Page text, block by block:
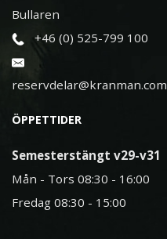
Bullaren
+46 (0) 525-799 100
reservdelar@kranman.com
ÖPPETTIDER
Semesterstängt v29-v31
Mån - Tors 08:30 - 16:00
Fredag 08:30 - 15:00